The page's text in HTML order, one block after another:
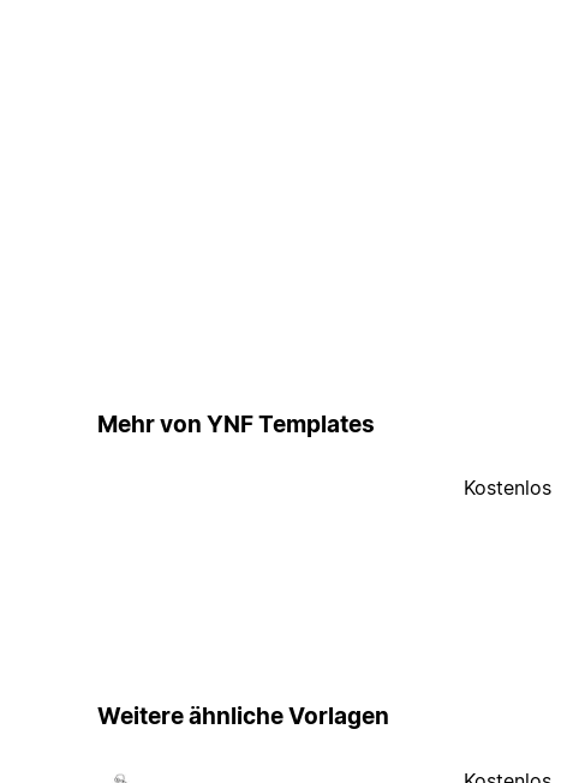
Mehr von YNF Templates
Kostenlos
Weitere ähnliche Vorlagen